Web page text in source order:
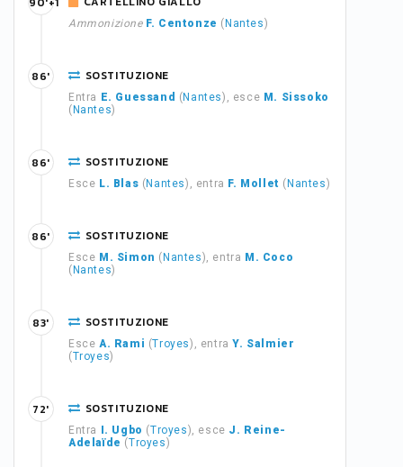
Ammonizione F. Centonze ( Nantes)
SOSTITUZIONE
Entra E. Guessand ( Nantes), esce M. Sissoko
( Nantes)
86'
SOSTITUZIONE
Esce L. Blas ( Nantes), entra F. Mollet ( Nantes)
86'
SOSTITUZIONE
Esce M. Simon ( Nantes), entra M. Coco
( Nantes)
86'
SOSTITUZIONE
Esce A. Rami (Troyes), entraY. Salmier
(Troyes)
83'
SOSTITUZIONE
Entra I. Ugbo (Troyes), esce J. Reine-
Adelaïde (Troyes)
72'